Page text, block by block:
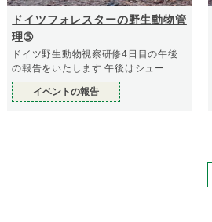
ドイツフォレスターの野生動物管
理➄
ドイツ野生動物視察研修4日目の午後
の報告をいたします 午後はシュー
イベントの報告